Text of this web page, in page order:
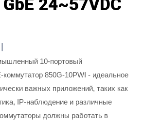
24~57VDC
10-портовый
850G-10PWI - идеальное
важных приложений, таких как
IP-наблюдение и различные
должны работать в